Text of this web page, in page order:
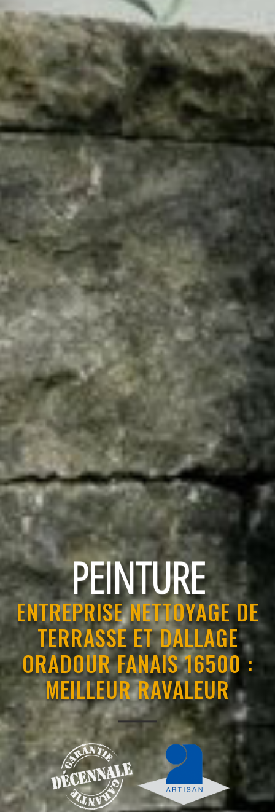
RAVALEMENT
ENTREPRISE NETTOYAGE DE
TERRASSE ET DALLAGE
ORADOUR FANAIS 16500 :
MEILLEUR RAVALEUR